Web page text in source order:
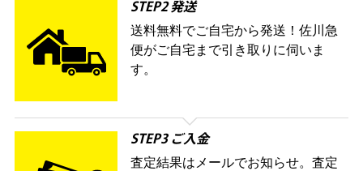
STEP2 発送
送料無料でご自宅から発送！佐川急
便がご自宅まで引き取りに伺いま
す。
STEP3 ご入金
査定結果はメールでお知らせ。査定